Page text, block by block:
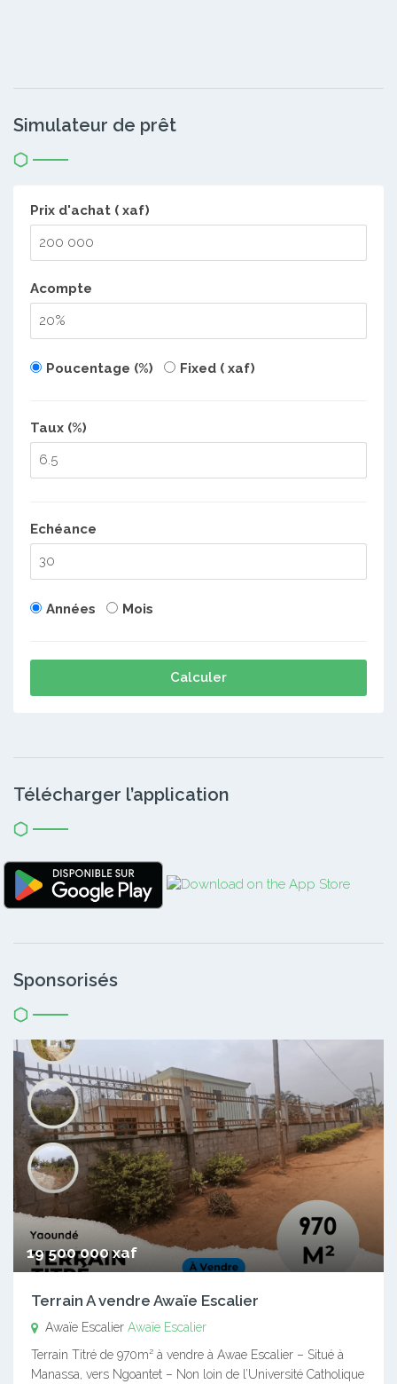
Simulateur de prêt
Prix d'achat ( xaf)
Acompte
Poucentage (%) Fixed ( xaf)
Taux (%)
Echéance
Années Mois
Calculer
Télécharger l’application
Sponsorisés
19 500 000 xaf
Terrain A vendre Awaïe Escalier
Awaïe Escalier Awaïe Escalier
Terrain Titré de 970m² à vendre à Awae Escalier – Situé à
Manassa, vers Ngoantet – Non loin de l’Université Catholique